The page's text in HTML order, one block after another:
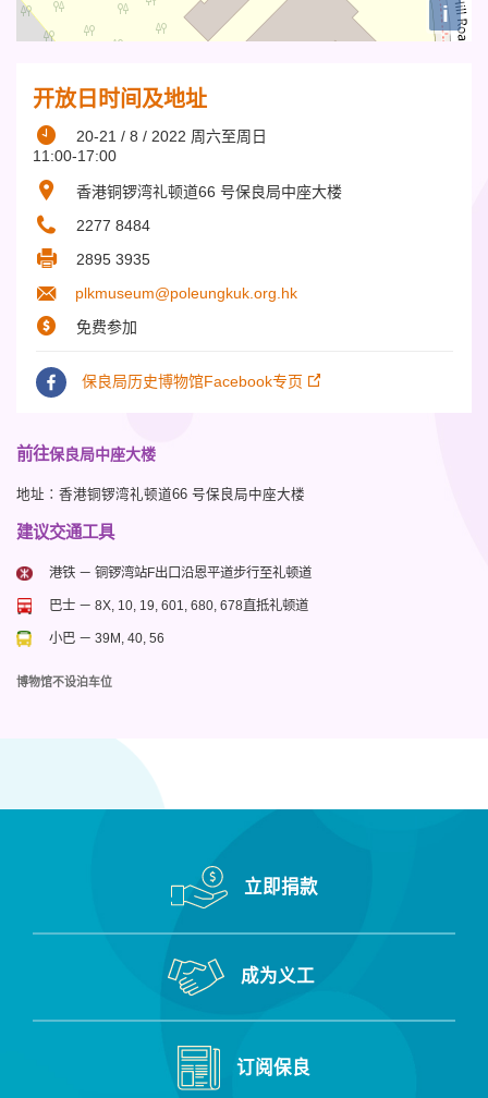
i
开放日时间及地址
20-21 / 8 / 2022 周六至周日
11:00-17:00
香港铜锣湾礼顿道66 号保良局中座大楼
2277 8484
2895 3935
plkmuseum@poleungkuk.org.hk
免费参加
保良局历史博物馆Facebook专页
前往保良局中座大楼
地址∶香港铜锣湾礼顿道66 号保良局中座大楼
建议交通工具
港铁 － 铜锣湾站F出口沿恩平道步行至礼顿道
巴士 － 8X, 10, 19, 601, 680, 678直抵礼顿道
小巴 － 39M, 40, 56
博物馆不设泊车位
立即捐款
成为义工
订阅保良